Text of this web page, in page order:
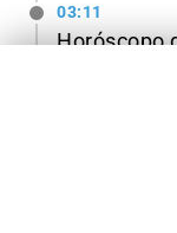
03:11
Horóscopo